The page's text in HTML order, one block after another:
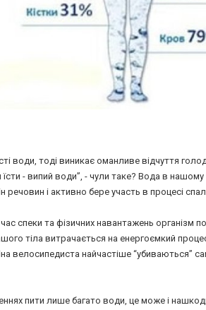
води, тоді виникає оманливе відчуття
- випий води”, - чули таке? Вода в нашому
речовин і активно бере участь в процесі
час спеки та фізичних навантажень
тіла витрачається на енергоємкий
велосипедиста найчастіше “убиваються”
пити лише багато води, це може і